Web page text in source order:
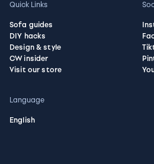
Quick Links
Sofa guides
DIY hacks
Design & style
CW insider
Visit our store
Language
English